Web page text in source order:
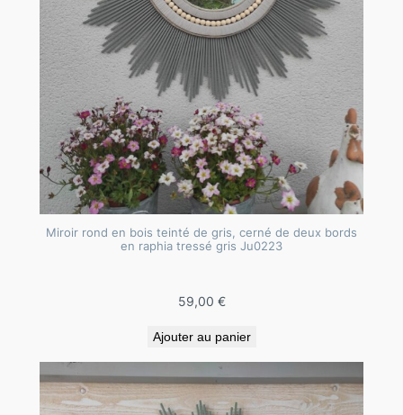
Miroir rond en bois teinté de gris, cerné de deux bords
en raphia tressé gris Ju0223
59,00 €
Ajouter au panier